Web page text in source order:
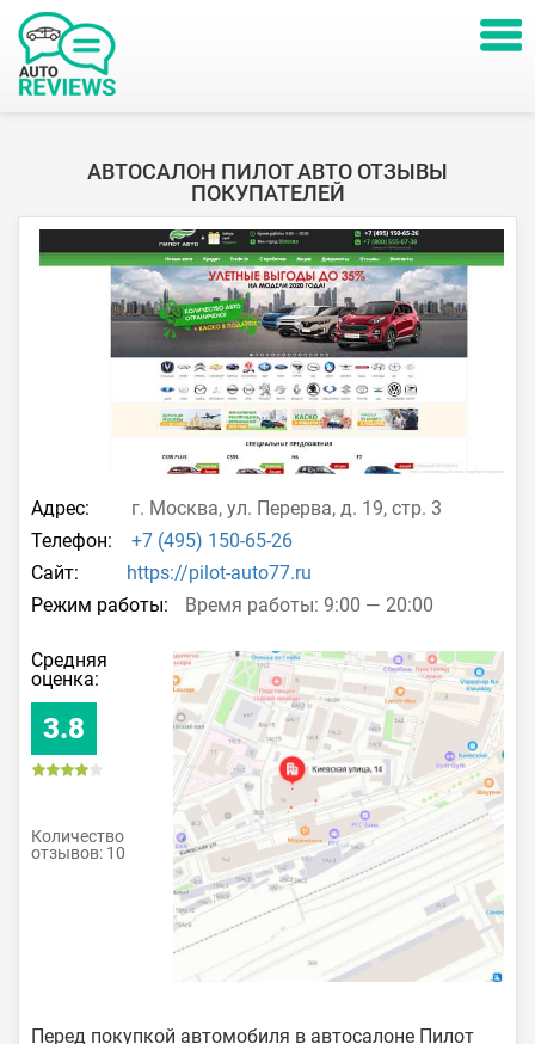
АВТОСАЛОН ПИЛОТ АВТО ОТЗЫВЫ
ПОКУПАТЕЛЕЙ
Адрес:
г. Москва, ул. Перерва, д. 19, стр. 3
Телефон:
+7 (495) 150-65-26
Сайт:
https://pilot-auto77.ru
Режим работы:
Время работы: 9:00 — 20:00
Средняя
оценка:
3.8
Количество
отзывов: 10
Перед покупкой автомобиля в автосалоне Пилот